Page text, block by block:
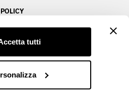
tutti
COOKIES PREFERENCES